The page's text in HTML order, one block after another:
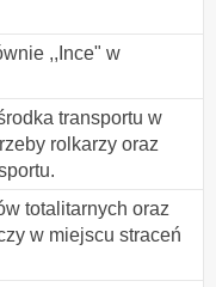
,,Ince" w
transportu w
rolkarzy oraz
totalitarnych oraz
w miejscu straceń